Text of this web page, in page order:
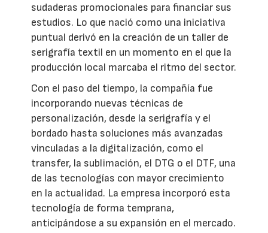
sudaderas promocionales para financiar sus
estudios. Lo que nació como una iniciativa
puntual derivó en la creación de un taller de
serigrafía textil en un momento en el que la
producción local marcaba el ritmo del sector.
Con el paso del tiempo, la compañía fue
incorporando nuevas técnicas de
personalización, desde la serigrafía y el
bordado hasta soluciones más avanzadas
vinculadas a la digitalización, como el
transfer, la sublimación, el DTG o el DTF, una
de las tecnologías con mayor crecimiento
en la actualidad. La empresa incorporó esta
tecnología de forma temprana,
anticipándose a su expansión en el mercado.